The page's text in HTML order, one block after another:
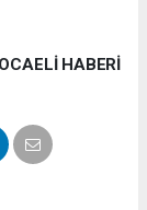
HABERİ